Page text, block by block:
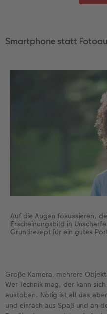
Smartphone statt
Auf die Augen fokussieren,
Erscheinungsbild in
Grundrezept für ein gutes
Große Kamera, mehrere
Wer Technik mag, der kann
austoben. Nötig ist all das
und einfach aus Spaß und an